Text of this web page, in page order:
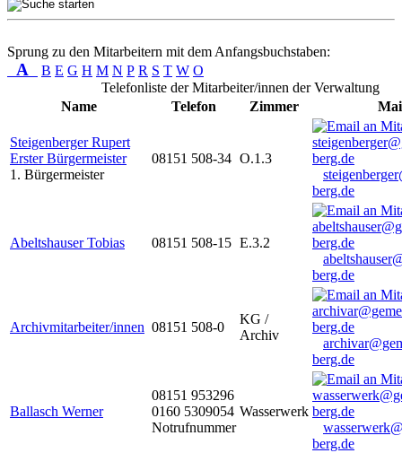
Sprung zu den Mitarbeitern mit dem Anfangsbuchstaben:
A B E G H M N P R S T W O
Telefonliste der Mitarbeiter/innen der Verwaltung
Name
Telefon Zimmer
Steigenberger Rupert
Erster Bürgermeister
1. Bürgermeister
08151 508-34 O.1.3
berg.de
Abeltshauser Tobias 08151 508-15 E.3.2
berg.de
Archivmitarbeiter/innen 08151 508-0
KG /
Archiv
berg.de
Ballasch Werner
08151 953296
0160 5309054
Notrufnummer
Wasserwerk
berg.de